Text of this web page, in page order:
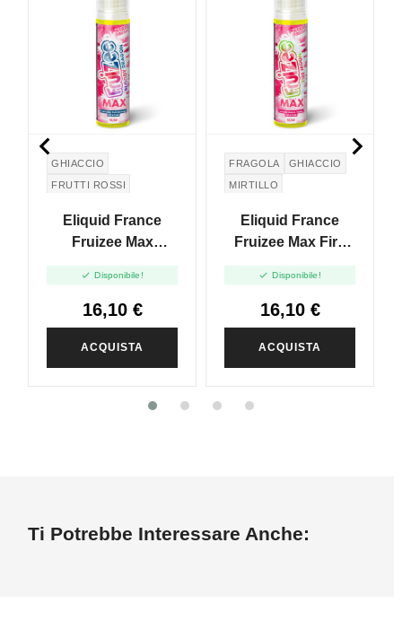
GHIACCIO
FRUTTI ROSSI
Eliquid France
Fruizee Max
Vape Shot - 10ml
 Disponibile!
16,10 €
ACQUISTA
FRAGOLA
GHIACCIO
MIRTILLO
Eliquid France
Fruizee Max Fire
10ml
 Disponibile!
16,10 €
ACQUISTA
 
Ti Potrebbe Interessare Anche: